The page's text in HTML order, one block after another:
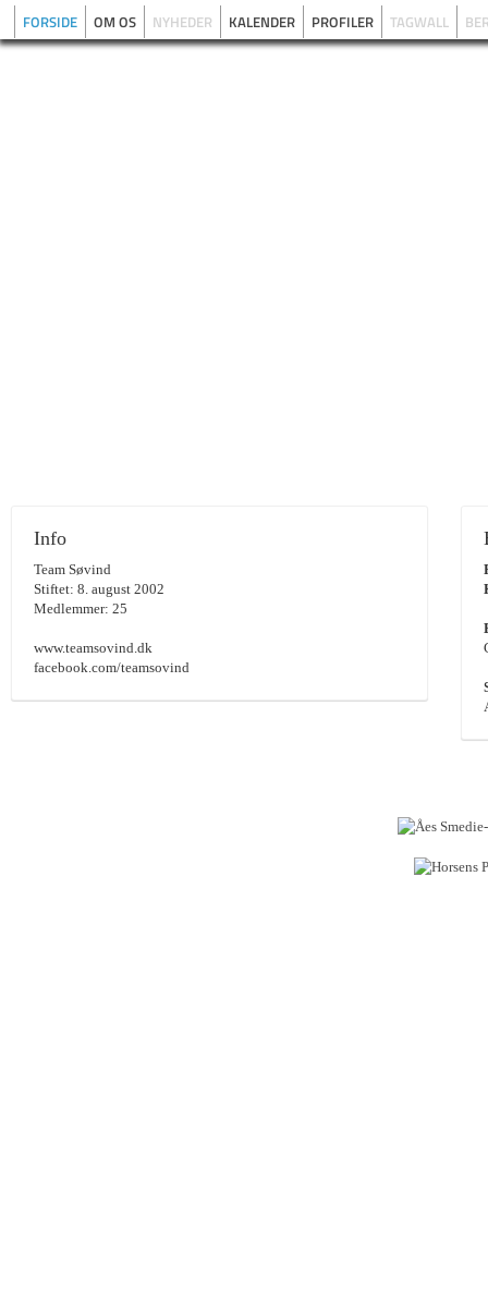
FORSIDE OM OS NYHEDER KALENDER PROFILER TAGWALL
Info
Team Søvind
Stiftet: 8. august 2002
Medlemmer: 25
www.teamsovind.dk
facebook.com/teamsovind